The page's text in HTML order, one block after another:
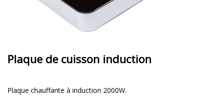
Plaque de cuisson induction
Plaque chauffante à induction 2000W.